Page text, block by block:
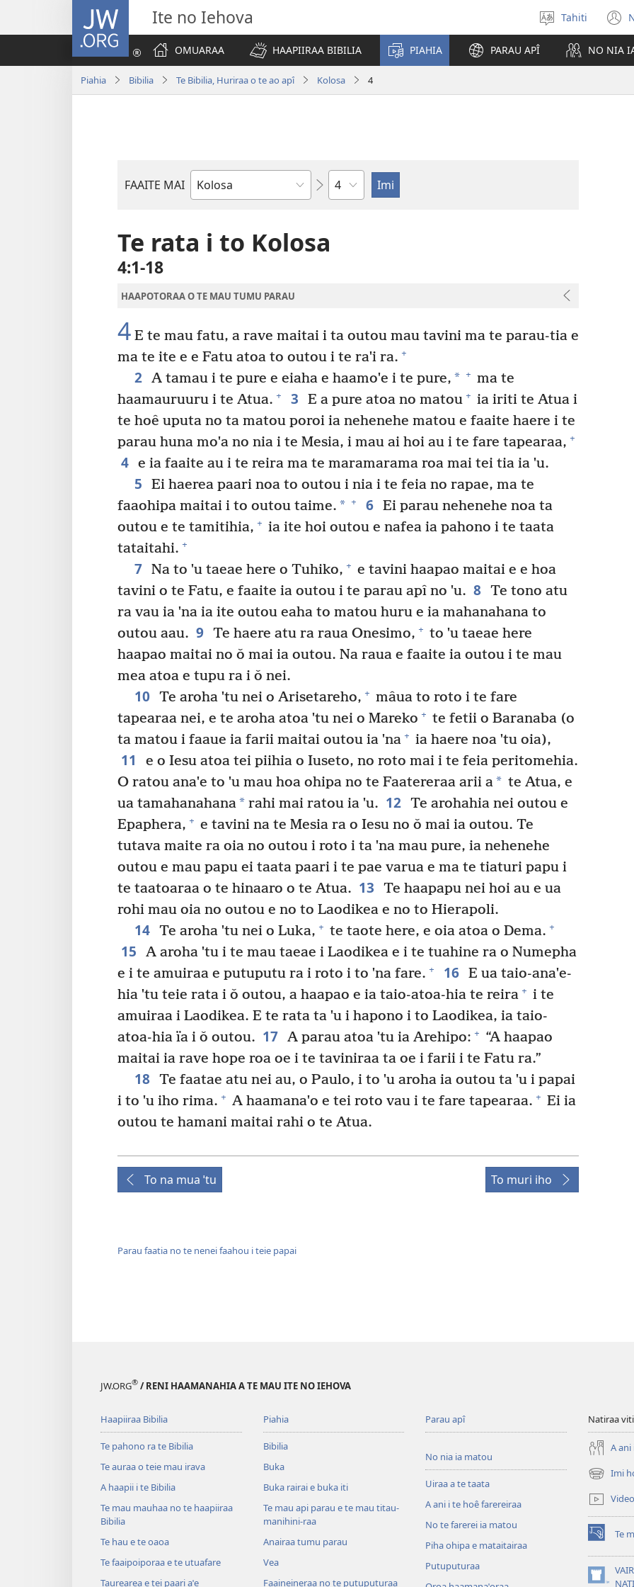
JW.ORG Ite no Iehova
Maiti
te
reo
Tahiti
OMUARAA
HAAPIIRAA BIBILIA PIAHIA PARAU APÎ NO NIA
Piahia Bibilia Te Bibilia, Huriraa o te ao apî Kolosa 4
FAAITE MAI
Buka
Bibilia
Pene
Te rata i to Kolosa
4:1-18
HAAPOTORAA O TE MAU TUMU PARAU
4 E te mau fatu, a rave maitai i ta outou mau tavini ma te parau-tia e
ma te ite e e Fatu atoa to outou i te raˈi ra. +
2 A tamau i te pure e eiaha e haamoˈe i te pure, * + ma te
haamauruuru i te Atua. + 3 E a pure atoa no matou + ia iriti te Atua i
te hoê uputa no ta matou poroi ia nehenehe matou e faaite haere i te
parau huna moˈa no nia i te Mesia, i mau ai hoi au i te fare tapearaa, +
4 e ia faaite au i te reira ma te maramarama roa mai tei tia ia ˈu.
5
Ei haerea paari noa to outou i nia i te feia no rapae, ma te
faaohipa maitai i to outou taime. * + 6 Ei parau nehenehe noa ta
outou e te tamitihia, + ia ite hoi outou e nafea ia pahono i te taata
tataitahi. +
7 Na to ˈu taeae here o Tuhiko, + e tavini haapao maitai e e hoa
tavini o te Fatu, e faaite ia outou i te parau apî no ˈu. 8 Te tono atu
ra vau ia ˈna ia ite outou eaha to matou huru e ia mahanahana to
outou aau. 9 Te haere atu ra raua Onesimo, + to ˈu taeae here
haapao maitai no ǒ mai ia outou. Na raua e faaite ia outou i te mau
mea atoa e tupu ra i ǒ nei.
10 Te aroha ˈtu nei o Arisetareho, + mâua to roto i te fare
tapearaa nei, e te aroha atoa ˈtu nei o Mareko + te fetii o Baranaba (o
ta matou i faaue ia farii maitai outou ia ˈna + ia haere noa ˈtu oia),
11
e o Iesu atoa tei piihia o Iuseto, no roto mai i te feia peritomehia.
O ratou anaˈe to ˈu mau hoa ohipa no te Faatereraa arii a* te Atua, e
ua tamahanahana* rahi mai ratou ia ˈu. 12 Te arohahia nei outou e
Epaphera, + e tavini na te Mesia ra o Iesu no ǒ mai ia outou. Te
tutava maite ra oia no outou i roto i ta ˈna mau pure, ia nehenehe
outou e mau papu ei taata paari i te pae varua e ma te tiaturi papu i
te taatoaraa o te hinaaro o te Atua. 13
Te haapapu nei hoi au e ua
rohi mau oia no outou e no to Laodikea e no to Hierapoli.
14 Te aroha ˈtu nei o Luka, + te taote here, e oia atoa o Dema. +
15
A aroha ˈtu i te mau taeae i Laodikea e i te tuahine ra o Numepha
e i te amuiraa e putuputu ra i roto i to ˈna fare. + 16 E ua taio-anaˈe-
hia ˈtu teie rata i ǒ outou, a haapao e ia taio-atoa-hia te reira + i te
amuiraa i Laodikea. E te rata ta ˈu i hapono i to Laodikea, ia taio-
atoa-hia ïa i ǒ outou. 17 A parau atoa ˈtu ia Arehipo: + “A haapao
maitai ia rave hope roa oe i te taviniraa ta oe i farii i te Fatu ra.”
18 Te faatae atu nei au, o Paulo, i to ˈu aroha ia outou ta ˈu i papai
i to ˈu iho rima. + A haamanaˈo e tei roto vau i te fare tapearaa. + Ei ia
outou te hamani maitai rahi o te Atua.
To na mua ˈtu To muri iho
Parau faatia no te nenei faahou i teie papai
JW.ORG® / RENI HAAMANAHIA A TE MAU ITE NO IEHOVA
Haapiiraa Bibilia
Te pahono ra te Bibilia
Te auraa o teie mau irava
A haapii i te Bibilia
Te mau mauhaa no te haapiiraa
Bibilia
Te hau e te oaoa
Te faaipoiporaa e te utuafare
Taurearea e tei paari aˈe
Piahia
Bibilia
Buka
Buka rairai e buka iti
Te mau api parau e te mau titau-
manihini-raa
Anairaa tumu parau
Vea
Faaineineraa no te putuputuraa
Parau apî
No nia ia matou
Uiraa a te taata
A ani i te hoê farereiraa
No te farerei ia matou
Piha ohipa e mataitairaa
Putuputuraa
Natiraa
A
Imi
(opens
new
window)
Video
Te
(opens
new
window)
(opens